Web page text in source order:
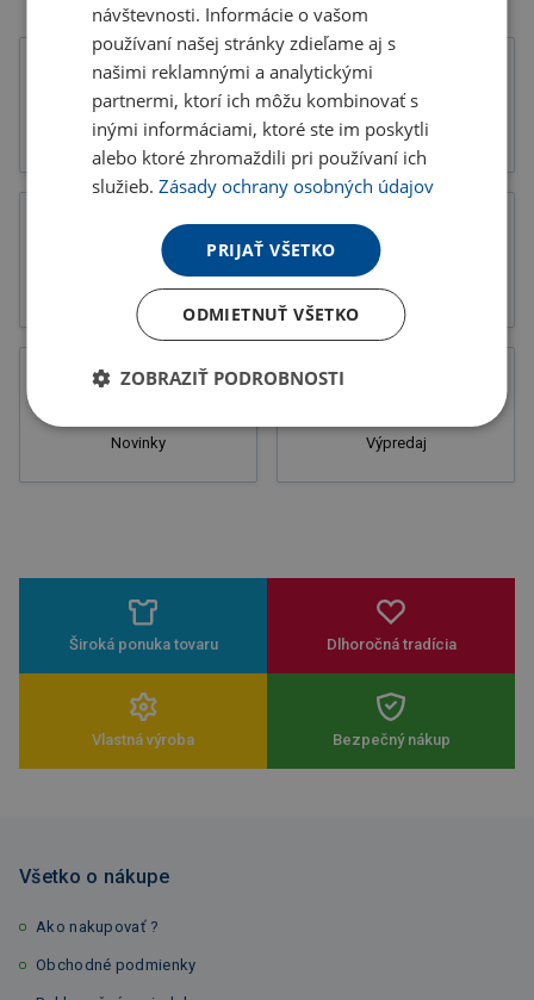
Tlačoviny Katalógy
Letáky Potlač
Novinky Výpredaj
Široká ponuka tovaru Dlhoročná tradícia
Vlastná výroba Bezpečný nákup
Všetko o nákupe
Ako nakupovať ?
Obchodné podmienky
návštevnosti. Informácie o vašom
používaní našej stránky zdieľame aj s
našimi reklamnými a analytickými
partnermi, ktorí ich môžu kombinovať s
inými informáciami, ktoré ste im poskytli
alebo ktoré zhromaždili pri používaní ich
služieb.Zásady ochrany osobných údajov
PRIJAŤ VŠETKO
ODMIETNUŤ VŠETKO
ZOBRAZIŤ PODROBNOSTI